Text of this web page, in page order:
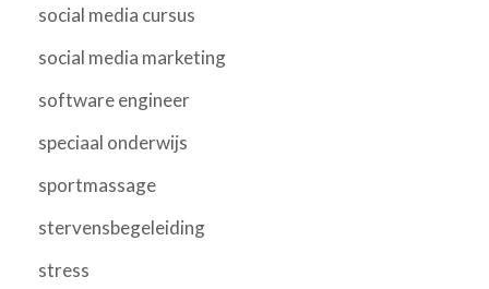
social media cursus
social media marketing
software engineer
speciaal onderwijs
sportmassage
stervensbegeleiding
stress